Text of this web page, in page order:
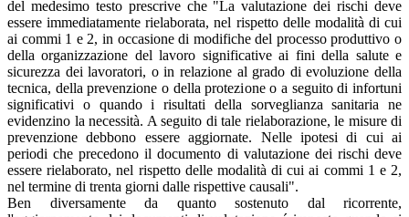
del medesimo testo prescrive che "La valutazione dei rischi deve
essere immediatamente rielaborata, nel rispetto delle modalità di cui
ai commi 1 e 2, in occasione di modifiche del processo produttivo o
della organizzazione del lavoro significative ai fini della salute e
sicurezza dei lavoratori, o in relazione al grado di evoluzione della
tecnica, della prevenzione o della protezione o a seguito di infortuni
significativi o quando i risultati della sorveglianza sanitaria ne
evidenzino la necessità. A seguito di tale rielaborazione, le misure di
prevenzione debbono essere aggiornate. Nelle ipotesi di cui ai
periodi che precedono il documento di valutazione dei rischi deve
essere rielaborato, nel rispetto delle modalità di cui ai commi 1 e 2,
nel termine di trenta giorni dalle rispettive causali".
Ben diversamente da quanto sostenuto dal ricorrente,